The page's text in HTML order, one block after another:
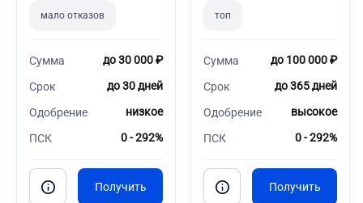
мало отказов
Сумма до 30 000 ₽
Срок до 30 дней
Одобрение низкое
ПСК 0 - 292%
топ
Сумма до 100 000 ₽
Срок до 365 дней
Одобрение высокое
ПСК 0 - 292%